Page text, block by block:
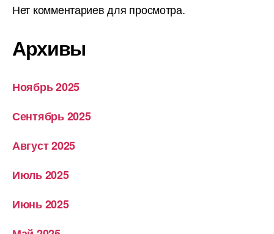
Нет комментариев для просмотра.
Архивы
Ноябрь 2025
Сентябрь 2025
Август 2025
Июль 2025
Июнь 2025